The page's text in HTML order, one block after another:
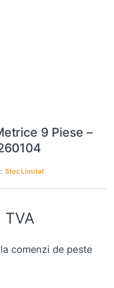
9 Piese –
Stoc Limitat
TVA
comenzi de peste